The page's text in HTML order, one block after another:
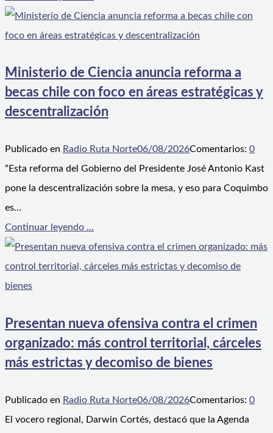
Ministerio de Ciencia anuncia reforma a
becas chile con foco en áreas estratégicas y
descentralización
Publicado en Radio Ruta Norte06/08/2026Comentarios: 0
“Esta reforma del Gobierno del Presidente José Antonio Kast
pone la descentralización sobre la mesa, y eso para Coquimbo
es…
Continuar leyendo ...
Presentan nueva ofensiva contra el crimen
organizado: más control territorial, cárceles
más estrictas y decomiso de bienes
Publicado en Radio Ruta Norte06/08/2026Comentarios: 0
El vocero regional, Darwin Cortés, destacó que la Agenda